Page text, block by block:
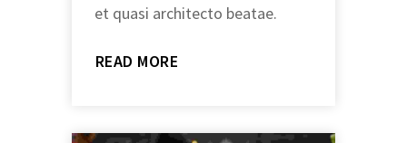
et quasi architecto beatae.
READ MORE